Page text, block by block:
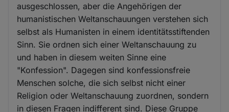
ausgeschlossen, aber die Angehörigen der
humanistischen Weltanschauungen verstehen sich
selbst als Humanisten in einem identitätsstiftenden
Sinn. Sie ordnen sich einer Weltanschauung zu
und haben in diesem weiten Sinne eine
"Konfession". Dagegen sind konfessionsfreie
Menschen solche, die sich selbst nicht einer
Religion oder Weltanschauung zuordnen, sondern
in diesen Fragen indifferent sind. Diese Gruppe